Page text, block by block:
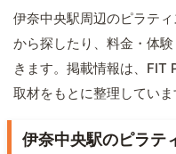
伊奈中央駅周辺のピラテ
から探したり、料金・体
きます。掲載情報は、FIT
取材をもとに整理していま
伊奈中央駅のピラテ